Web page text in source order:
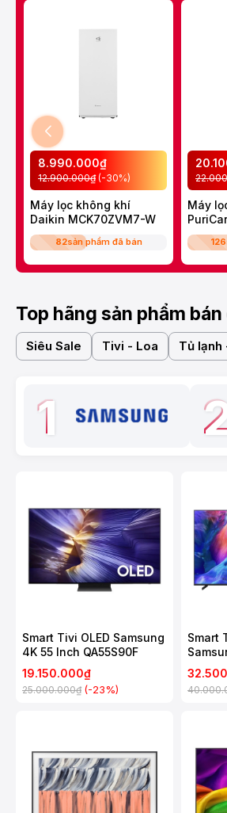
8.990.000₫
12.900.000₫ (-30%)
Máy lọc không khí
Daikin MCK70ZVM7-W
82sản phẩm đã bán
Máy
Double
126
Top hãng sản phẩm
Siêu Sale Tivi - Loa Tủ lạnh
1
Smart Tivi OLED Samsung
4K 55 Inch QA55S90F
19.150.000₫
25.000.000₫ (-23%)
Smart